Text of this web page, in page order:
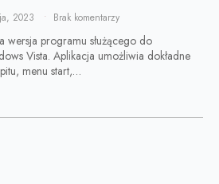
2023 Brak komentarzy
wersja programu służącego do
Vista. Aplikacja umożliwia dokładne
menu start,…